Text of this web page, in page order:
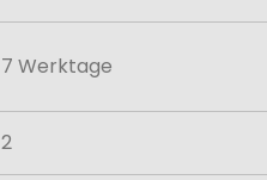
7 Werktage
2